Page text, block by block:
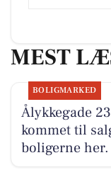
MEST
BOLIGMARKED
Ålykkegade
kommet til
boligerne her.